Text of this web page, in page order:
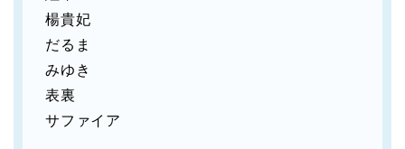
楊貴妃
だるま
みゆき
表裏
サファイア